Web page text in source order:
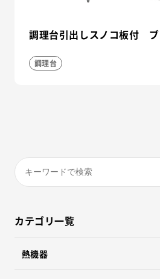
調理台引出しスノコ板付
調理台
カテゴリ一覧
熱機器